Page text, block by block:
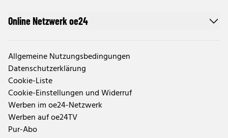
Online Netzwerk oe24
Allgemeine Nutzungsbedingungen
Datenschutzerklärung
Cookie-Liste
Cookie-Einstellungen und Widerruf
Werben im oe24-Netzwerk
Werben auf oe24TV
Pur-Abo